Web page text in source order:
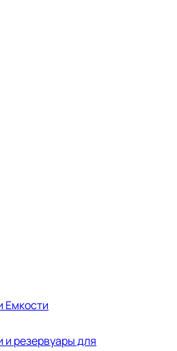
Емкости
и резервуары для